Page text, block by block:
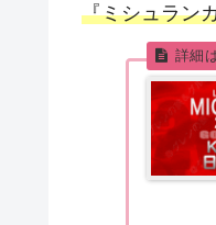
『ミシュラン